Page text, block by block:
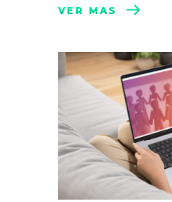
VER MÁS